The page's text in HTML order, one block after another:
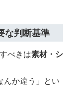
な判断基準
べきは素材・シ
んか違う」とい